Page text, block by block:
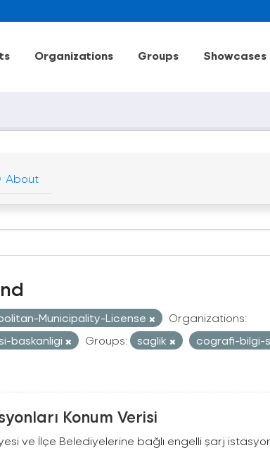
Organizations Groups Showcases
About
Municipality-License
Organizations:
baskanligi
Groups: saglik cografi-bilgi-
Konum Verisi
ve İlçe Belediyelerine bağlı engelli şarj